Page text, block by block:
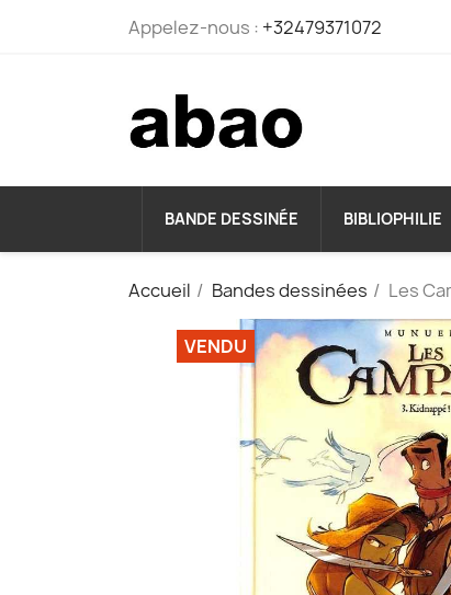
Appelez-nous : +32479371072
BANDE DESSINÉE BIBLIOPHILIE
Accueil Bandes dessinées Les
VENDU